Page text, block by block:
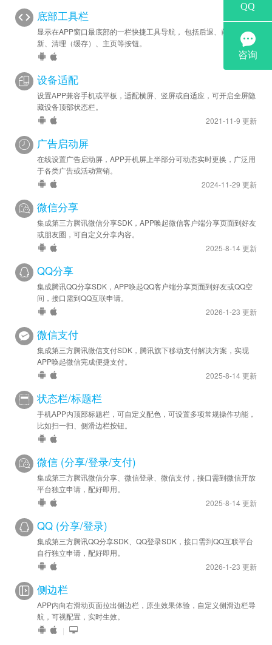
底部工具栏
显示在APP窗口最底部的一栏快捷工具导航， 包括后退、前进、刷
新、清理（缓存）、主页等按钮。
设备适配
设置APP兼容手机或平板，适配横屏、竖屏或自适应，可开启全屏隐
藏设备顶部状态栏。
2021-11-9 更新
广告启动屏
在线设置广告启动屏，APP开机屏上半部分可动态实时更换，广泛用
于各类广告或活动营销。
2024-11-29 更新
微信分享
集成第三方腾讯微信分享SDK，APP唤起微信客户端分享页面到好友
或朋友圈，可自定义分享内容。
2025-8-14 更新
QQ分享
集成腾讯QQ分享SDK，APP唤起QQ客户端分享页面到好友或QQ空
间，接口需到QQ互联申请。
2026-1-23 更新
微信支付
集成第三方腾讯微信支付SDK，腾讯旗下移动支付解决方案，实现
APP唤起微信完成便捷支付。
2025-8-14 更新
状态栏/标题栏
手机APP内顶部标题栏，可自定义配色，可设置多项常规操作功能，
比如扫一扫、侧滑边栏按钮。
微信 (分享/登录/支付)
集成第三方腾讯微信分享、微信登录、微信支付，接口需到微信开放
平台独立申请，配好即用。
2025-8-14 更新
QQ (分享/登录)
集成第三方腾讯QQ分享SDK、QQ登录SDK，接口需到QQ互联平台
自行独立申请，配好即用。
2026-1-23 更新
侧边栏
APP内向右滑动页面拉出侧边栏，原生效果体验，自定义侧滑边栏导
航，可视配置，实时生效。
|